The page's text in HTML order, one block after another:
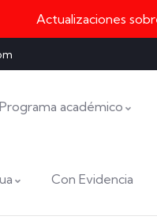
Actualizaciones
Programa académico
Con Evidencia